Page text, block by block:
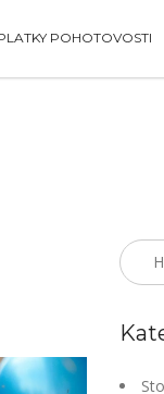
POHOTOVOSTI